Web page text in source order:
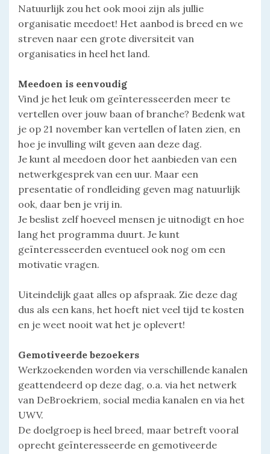
Natuurlijk zou het ook mooi zijn als jullie
organisatie meedoet! Het aanbod is breed en we
streven naar een grote diversiteit van
organisaties in heel het land.
Meedoen is eenvoudig
Vind je het leuk om geïnteresseerden meer te
vertellen over jouw baan of branche? Bedenk wat
je op 21 november kan vertellen of laten zien, en
hoe je invulling wilt geven aan deze dag.
Je kunt al meedoen door het aanbieden van een
netwerkgesprek van een uur. Maar een
presentatie of rondleiding geven mag natuurlijk
ook, daar ben je vrij in.
Je beslist zelf hoeveel mensen je uitnodigt en hoe
lang het programma duurt. Je kunt
geïnteresseerden eventueel ook nog om een
motivatie vragen.
Uiteindelijk gaat alles op afspraak. Zie deze dag
dus als een kans, het hoeft niet veel tijd te kosten
en je weet nooit wat het je oplevert!
Gemotiveerde bezoekers
Werkzoekenden worden via verschillende kanalen
geattendeerd op deze dag, o.a. via het netwerk
van DeBroekriem, social media kanalen en via het
UWV.
De doelgroep is heel breed, maar betreft vooral
oprecht geïnteresseerde en gemotiveerde